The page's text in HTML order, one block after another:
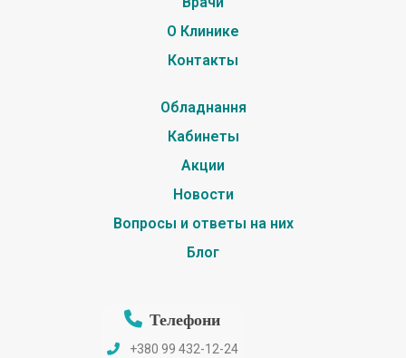
О Клинике
Контакты
Обладнання
Кабинеты
Акции
Новости
Вопросы и ответы на них
Блог
Телефони
+380 99 432-12-24